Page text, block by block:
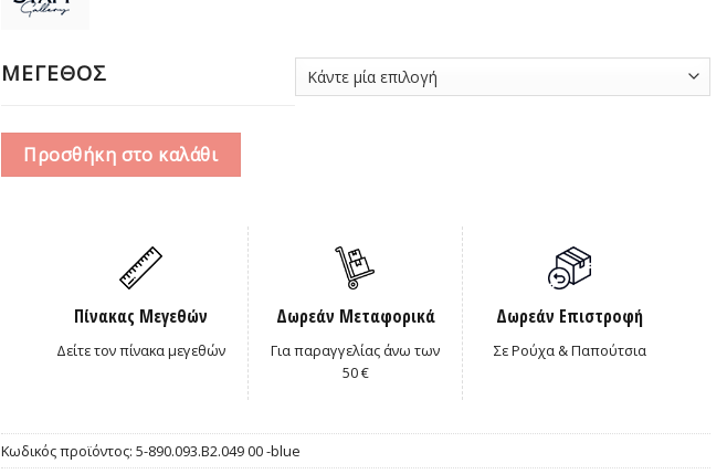
ΜΕΓΕΘΟΣ
Προσθήκη στο καλάθι
Πίνακας Μεγεθών
Δείτε τον πίνακα μεγεθών
Δωρεάν Μεταφορικά
Για παραγγελίας άνω των
50 €
Δωρεάν Επιστροφή
Σε Ρούχα & Παπούτσια
Κωδικός προϊόντος: 5-890.093.B2.049 00 -blue